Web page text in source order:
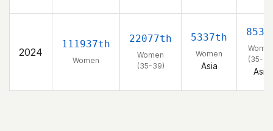
2024
111937th
Women
22077th
Women
(35-39)
5337th
Women
Asia
(35-
Asia